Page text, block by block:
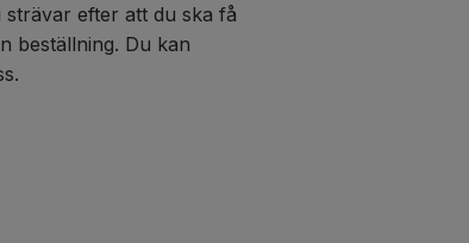
efter att du ska få
beställning. Du kan